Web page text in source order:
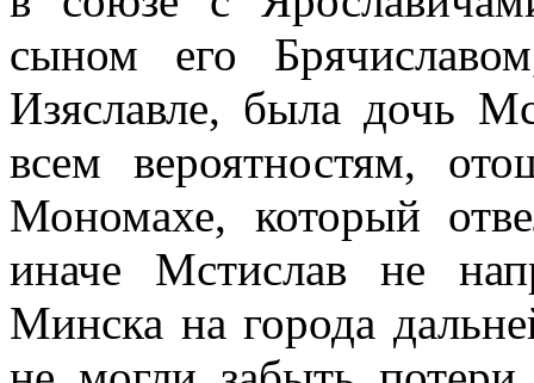
сыном его
Изяславле, была дочь
всем вероятностям,
Мономахе, который
иначе Мстислав не
Минска на города